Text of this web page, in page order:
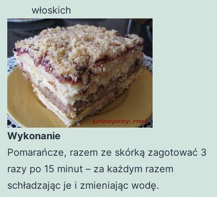
włoskich
Wykonanie
Pomarańcze, razem ze skórką zagotować 3
razy po 15 minut – za każdym razem
schładzając je i zmieniając wodę.